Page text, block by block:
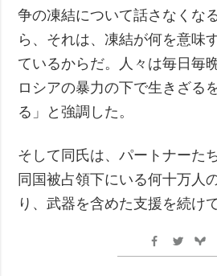
争の凍結について話さなくな
ら、それは、凍結が何を意味
ているからだ。人々は毎日毎
ロシアの暴力の下で生きざる
る」と強調した。
そして同氏は、パートナーた
同国被占領下にいる何十万人
り、武器を含めた支援を続け